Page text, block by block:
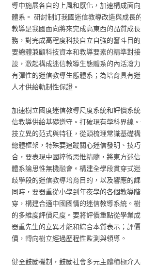
導中施展各自的上風和感化，加速構成面
體系。 研討制訂我國迷信教導改造與成長
教導是我國面向將來完成高東西的品質成
務，對完成高程度科技自立自強的奮斗目
要總體兼顧科技資本和教導要素的精準對
設，激起構成迷信教導生態體系的內活潑
有彈性的迷信教導生態體系；為培育具有
人才供給軌制性保證。
加速樹立國度迷信教導尺度系統和評價系
信教導供給基礎遵守。打破現有學科界線
技立異的范式與特征，從頭梳理常識基礎
總體框架，特殊要追蹤關心迷信發明、技
合，要表現中國粹術思惟精髓，將東方迷
體系論思惟無機融會。構建全學段貫穿式
歧學段的迷信教導培育目的，以及響應的
同時，要器重從小學到年夜學的各個教導
穿，構建合適中國國情的迷信教導系統。
的多維度評價尺度。要將評價重點從學業
器重先生的立異才能和綜合本質表示；評
價，轉向樹立經過歷程性監測與領導。
健全鼓勵機制，鼓勵社會多元主體積極介